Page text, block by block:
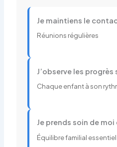
Je maintiens le
Réunions régulières
J’observe les
Chaque enfant à son
Je prends soin de
Équilibre familial essentiel